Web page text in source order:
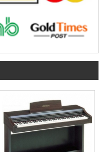
Đàn Piano Điện CASIO
PS3000
7,000,000đ
Đàn còn mới 90 /95%